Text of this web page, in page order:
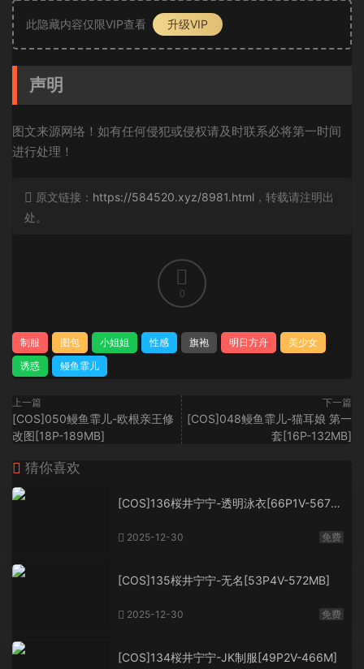
此隐藏内容仅限VIP查看 升级VIP
声明
图文来源网络！如有任何侵犯或侵权请及时联系必将第一时间
进行处理！
原文链接： https://584520.xyz/8981.html ，转载请注明出
处。
0
制服 图包 小姐姐 性感 旗袍 明日方舟
美少女
诱惑
鳗鱼霏儿
上一篇
[COS]050鳗鱼霏儿-欧根亲王修
改图[18P-189MB]
下一篇
[COS]048鳗鱼霏儿-猫耳娘 第一
套[16P-132MB]
猜你喜欢
[COS]136桜井宁宁-透明泳衣[66P1V-567M
2025-12-30 免费
[COS]135桜井宁宁-无名[53P4V-572MB]
2025-12-30 免费
[COS]134桜井宁宁-JK制服[49P2V-466M]